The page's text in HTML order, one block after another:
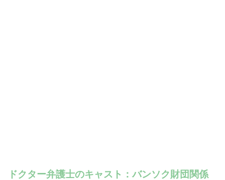
ドクター弁護士のキャスト：バンソク財団関係